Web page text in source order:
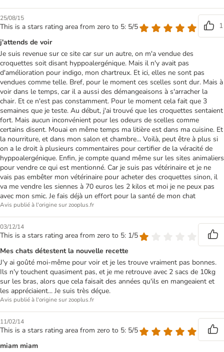
25/08/15
This is a stars rating area from zero to 5: 5/5
1
j'attends de voir
Je suis revenue sur ce site car sur un autre, on m'a vendue des
croquettes soit disant hyppoalergénique. Mais il n'y avait pas
d'amélioration pour indigo, mon chartreux. Et ici, elles ne sont pas
vendues comme telle. Bref, pour le moment ces scelles sont dur. Mais à
voir dans le temps, car il a aussi des démangeaisons à s'arracher la
chair. Et ce n'est pas constamment. Pour le moment cela fait que 3
semaines que je teste. Au début, j'ai trouvé que les croquettes sentaient
fort. Mais aucun inconvénient pour les odeurs de scelles comme
certains disent. Mouai en même temps ma litière est dans ma cuisine. Et
la nourriture, et dans mon salon et chambre... Voilà, peut être à plus si
on a le droit à plusieurs commentaires pour certifier de la véracité de
hyppoalergénique. Enfin, je compte quand même sur les sites animaliers
pour vendre ce qui est mentionné. Car je suis pas vétérinaire et je ne
vais pas embêter mon vétérinaire pour acheter des croquettes sinon, il
va me vendre les siennes à 70 euros les 2 kilos et moi je ne peux pas
avec mon smic. Je fais déjà un effort pour la santé de mon chat
Avis publié à l'origine sur zooplus.fr
03/12/14
This is a stars rating area from zero to 5: 1/5
Mes chats détestent la nouvelle recette
J'y ai goûté moi-même pour voir et je les trouve vraiment pas bonnes.
Ils n'y touchent quasiment pas, et je me retrouve avec 2 sacs de 10kg
sur les bras, alors que cela faisait des années qu'ils en mangeaient et
les appréciaient... Je suis très déçue.
Avis publié à l'origine sur zooplus.fr
11/02/14
This is a stars rating area from zero to 5: 5/5
miam miam